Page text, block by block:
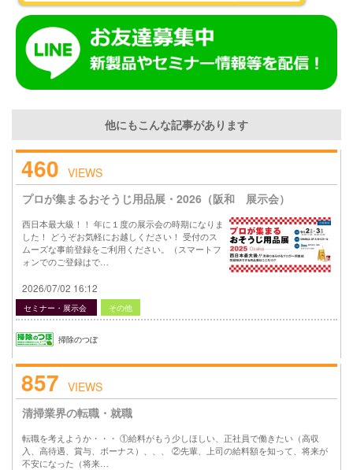
他にもこんな記事があります
460 VIEWS
プロが集まるおそうじ用品展・2026（阪和 展示会）
西日本最大級！！ 年に１度の展示会の時期になりま
した！ どうぞお気軽にお越しください！ 受付のス
ムーズな事前登録をご利用ください。（スマートフ
ォンでのご登録はで…
2026/07/02 16:12
セミナー・展示会 その他
掃除のつぼ
857 VIEWS
清掃業界の転職・就職
転職を考えようか・・・ ①給料がもう少しほしい、正社員で働きたい（高収
入、高待遇、賞与、ボーナス）、、、 ②先輩、上司の給料額を知って、将来が
不安になった（将来…